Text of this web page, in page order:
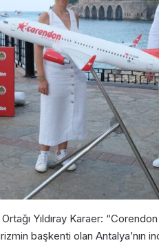
Yıldıray Karaer:
başkenti olan Antalya’nın